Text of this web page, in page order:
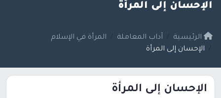
الإحسان إلى المرأة
الرئيسية آداب المعاملة
المرأة في الإسلام
الإحسان إلى المرأة
الإحسان إلى المرأة